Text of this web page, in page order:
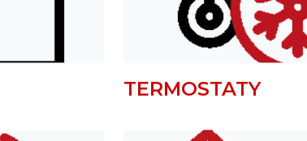
TERMOSTATY